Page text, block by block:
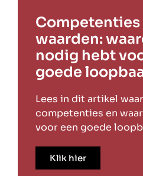
Competenties
waarden:
nodig hebt
goede
Lees in dit artikel
competenties en
voor een goede
Klik hier